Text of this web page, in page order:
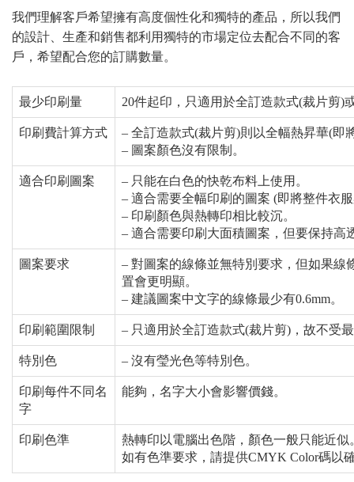
我們理解客戶希望擁有高度個性化和獨特的產品，所以我們
的設計、生產和銷售都利用獨特的市場定位去配合不同的客
戶，希望配合您的訂購數量。
最少印刷量 20件起印，只適用於全訂造款式(裁片剪)
印刷費計算方式
– 全訂造款式(裁片剪)則以全幅熱昇華(即
– 圖案顏色沒有限制。
適合印刷圖案
– 只能在白色的快乾布料上使用。
– 適合需要全幅印刷的圖案 (即將整件衣
– 印刷顏色與熱轉印相比較沉。
– 適合需要印刷大面積圖案，但要保持高
圖案要求
– 對圖案的線條並無特別要求，但如果
置會更明顯。
– 建議圖案中文字的線條最少有0.6mm。
印刷範圍限制 – 只適用於全訂造款式(裁片剪)，故不受
特別色 – 沒有瑩光色等特別色。
印刷每件不同名
字
能夠，名字大小會影響價錢。
印刷色準
熱轉印以電腦出色階，顏色一般只能近似
如有色準要求，請提供CMYK Color碼以